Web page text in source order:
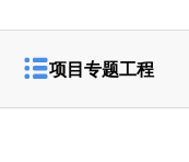
项目专题工程